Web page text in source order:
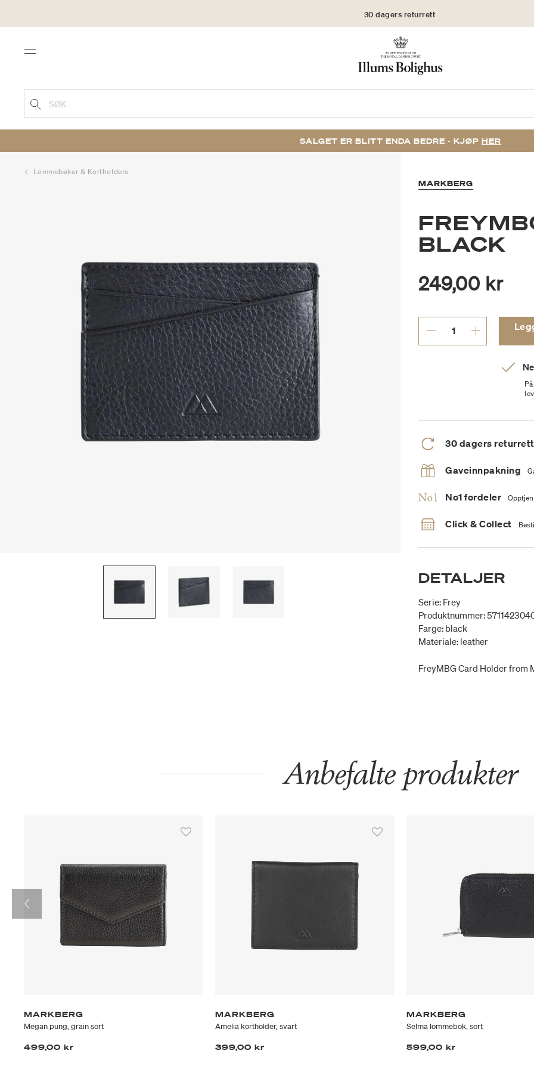
30 dagers returrett
Menu
SØK
SALGET ER BLITT ENDA BEDRE - KJØP HER
Lommebøker & Kortholdere
MARKBERG
BLACK
249,00 kr
30 dagers returrett
Gaveinnpakning
No1 fordeler
Click & Collect
DETALJER
Serie: Frey
Produktnummer:
Farge: black
Materiale: leather
FreyMBG Card Holder from
Anbefalte produkter
MARKBERG
Megan pung, grain sort
499,00 kr
MARKBERG
Amelia kortholder, svart
399,00 kr
MARKBERG
Selma lommebok, sort
599,00 kr